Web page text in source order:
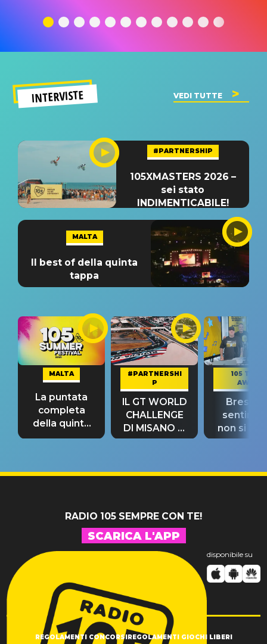
significato
del singolo
INTERVISTE VEDI TUTTE
#PARTNERSHIP
105XMASTERS 2026 –
sei stato
INDIMENTICABILE!
MALTA
Il best of della quinta
tappa
MALTA
La puntata
completa
della quinta
tappa
#PARTNERSHI
P
IL GT WORLD
CHALLENGE
DI MISANO si
riconferma
105 TAKE
AWAY
Bresh:
non si
fino alla
RADIO 105 SEMPRE CON TE!
SCARICA L'APP
disponibile su
REGOLAMENTI CONCORSI REGOLAMENTI GIOCHI LIBERI